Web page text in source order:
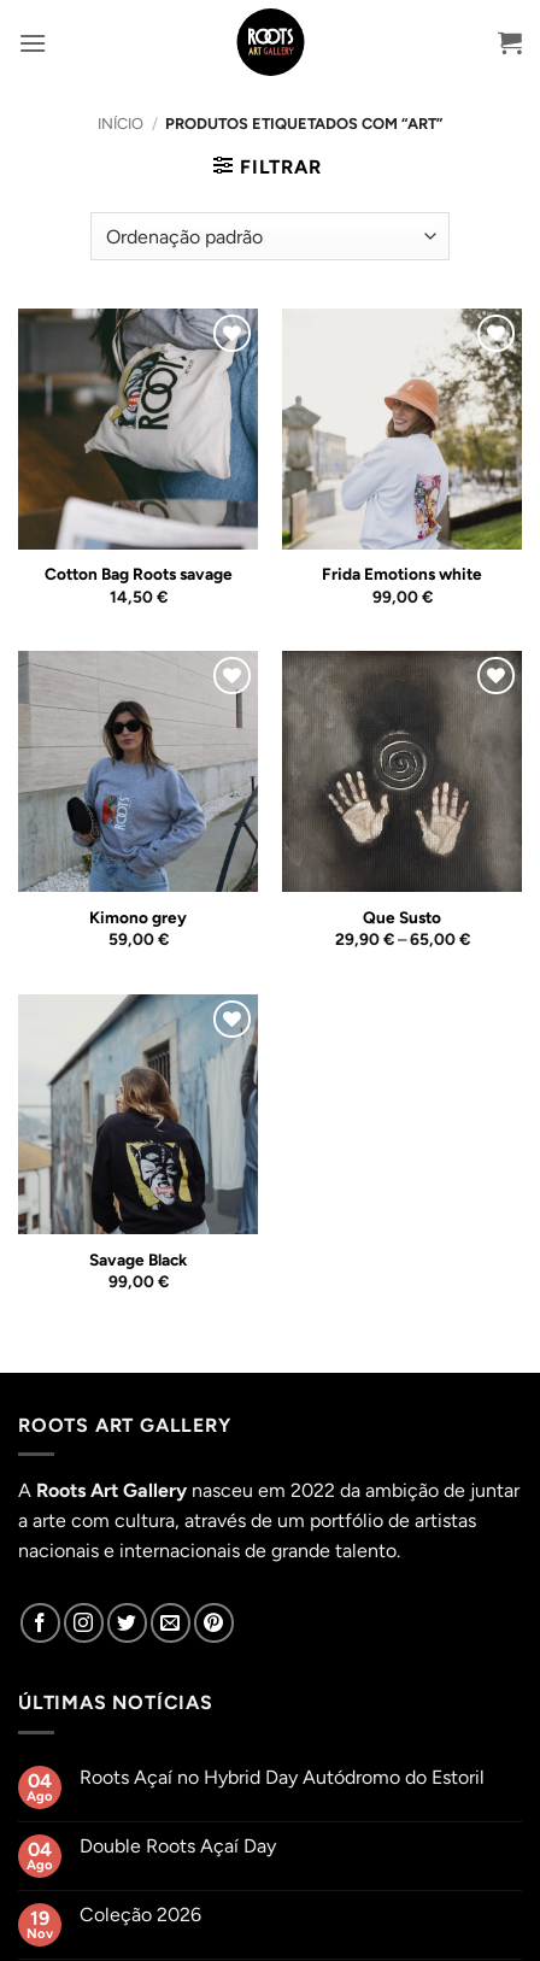
INÍCIO / PRODUTOS ETIQUETADOS COM “ART”
FILTRAR
Adicionar
ao
Wishlist
Cotton Bag Roots savage
14,50€
Adicionar
ao
Wishlist
Frida Emotions white
99,00€
Kimono grey
59,00€
Que Susto
29,90€ – 65,00€Price
Adicionar
Wishlist
Savage Black
99,00€
ROOTS ART GALLERY
A Roots Art Gallery nasceu em 2022 da ambição de juntar
a arte com cultura, através de um portfólio de artistas
nacionais e internacionais de grande talento.
ÚLTIMAS NOTÍCIAS
04
Ago
Roots Açaí no Hybrid Day Autódromo do Estoril
Roots
Day
Autódromo
04
Ago
Double Roots Açaí Day
Double
19
Nov
Coleção 2026